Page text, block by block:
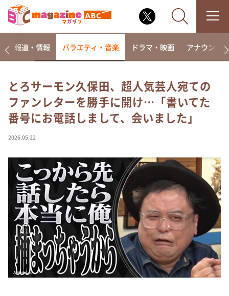
なるみ・岡村の過ぎるTV
相席食堂
これ余談なんですけど・・・
て真剣です
探偵！ナイトスクープ
news おかえり
河合＆A.B.C-Z塚田×福井アナ「なんでやねん！？」
（news おかえり）
DAIGOも台所 ～きょうの献立 何にする？～
本日はダイアンなり！シーズン２
朝だ！生です旅サラダ
報道・情報 バラエティ・音楽 ドラマ・映画 アナウンサー
とろサーモン久保田、超人気芸人宛ての
ファンレターを勝手に開け…「書いてた
番号にお電話しまして、会いました」
2026.05.22